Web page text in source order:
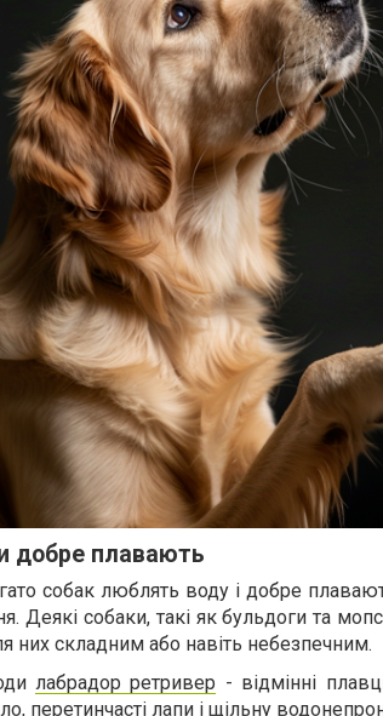
добре плавають
собак люблять воду і добре
Деякі собаки, такі як бульдоги та
них складним або навіть небезпечним.
лабрадор ретривер - відмінні
перетинчасті лапи і щільну